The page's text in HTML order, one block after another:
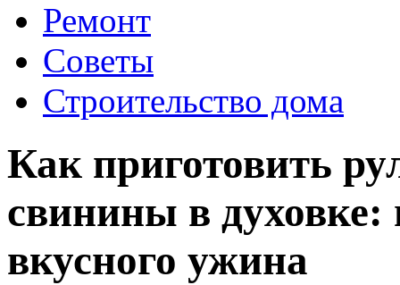
Ремонт
Советы
Строительство дома
Как приготовить
свинины в духовке:
вкусного ужина